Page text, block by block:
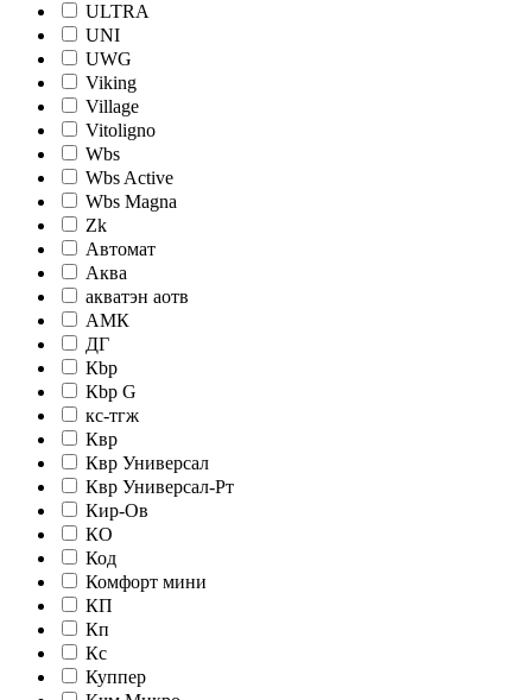
ULTRA
UNI
UWG
Viking
Village
Vitoligno
Wbs
Wbs Active
Wbs Magna
Zk
Автомат
Аква
акватэн аотв
АМК
ДГ
Кbр
Кbр G
кc-тгж
Квр
Квр Универсал
Квр Универсал-Рт
Кир-Ов
КО
Код
Комфорт мини
КП
Кп
Кс
Куппер